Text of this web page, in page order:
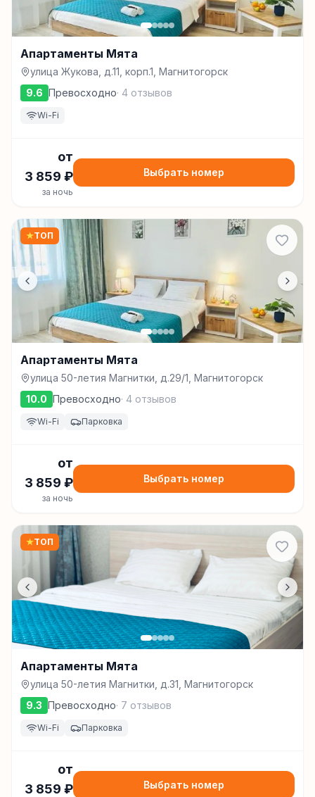
Апартаменты Мята
улица Жукова, д.11, корп.1, Магнитогорск
9.6 Превосходно· 4 отзывов
Wi-Fi
от
3 859 ₽
за ночь
Выбрать номер
★ТОП
Апартаменты Мята
улица 50-летия Магнитки, д.29/1, Магнитогорск
10.0 Превосходно· 4 отзывов
Wi-Fi Парковка
от
3 859 ₽
за ночь
Выбрать номер
★ТОП
Апартаменты Мята
улица 50-летия Магнитки, д.31, Магнитогорск
9.3 Превосходно· 7 отзывов
Wi-Fi Парковка
от
3 859 ₽ Выбрать номер